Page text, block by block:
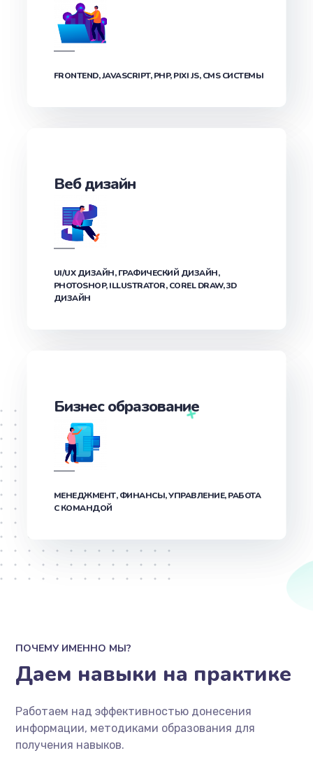
FRONTEND, JAVASCRIPT, PHP, PIXI JS, CMS СИСТЕМЫ
Веб дизайн
UI/UX ДИЗАЙН, ГРАФИЧЕСКИЙ ДИЗАЙН,
PHOTOSHOP, ILLUSTRATOR, COREL DRAW, 3D
ДИЗАЙН
Бизнес образование
МЕНЕДЖМЕНТ, ФИНАНСЫ, УПРАВЛЕНИЕ, РАБОТА
С КОМАНДОЙ
ПОЧЕМУ ИМЕННО МЫ?
Даем навыки на практике
Работаем над эффективностью донесения
информации, методиками образования для
получения навыков.